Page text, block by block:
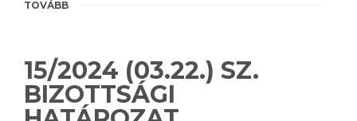
TOVÁBB
15/2024 (03.22.) SZ.
BIZOTTSÁGI